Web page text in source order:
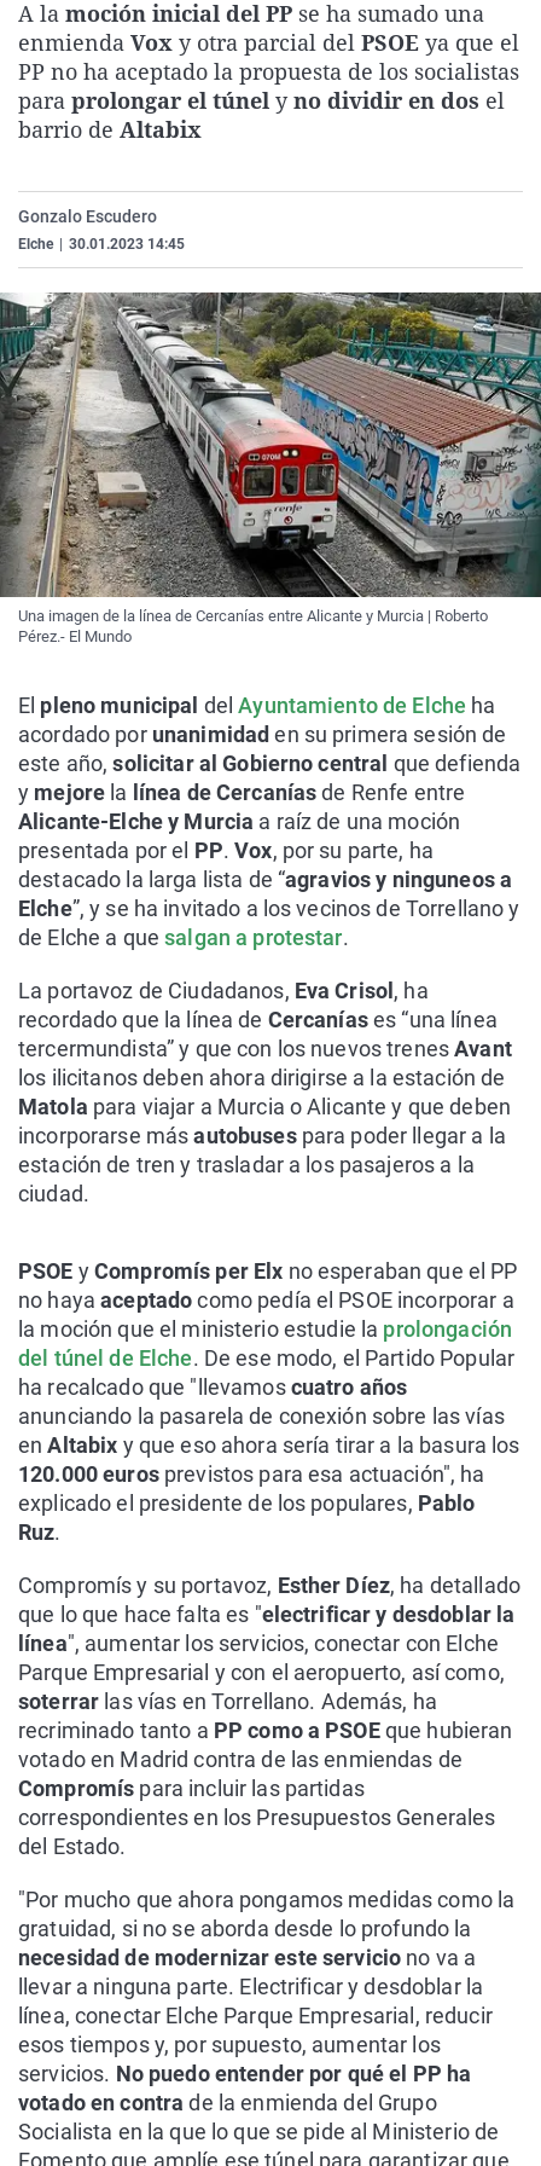
La rosa de los vientos
Gente viajera
Como el perro y el
Caso
Retornados
Equipo de
Extremadura
Galicia
La Rioja
País Vasco
Virales
Televisión
Elecciones
A la moción inicial del PP se ha sumado una
enmienda Vox y otra parcial del PSOE ya que el
PP no ha aceptado la propuesta de los socialistas
para prolongar el túnel yno dividir en dos el
barrio de Altabix
Gonzalo Escudero
Elche 30.01.2023 14:45
Una imagen de la línea de Cercanías entre Alicante y Murcia | Roberto
Pérez.- El Mundo
El pleno municipal delAyuntamiento de Elche ha
acordado por unanimidaden su primera sesión de
este año,solicitar al Gobierno central que defienda
y mejore la línea de Cercaníasde Renfe entre
Alicante-Elche y Murcia a raíz de una moción
presentada por el PP.Vox, por su parte, ha
destacado la larga lista de “agravios y ninguneos a
Elche”, y se ha invitado a los vecinos de Torrellano y
de Elche a quesalgan a protestar.
La portavoz de Ciudadanos, Eva Crisol , ha
recordado que la línea de Cercaníases “una línea
tercermundista” y que con los nuevos trenesAvant
los ilicitanos deben ahora dirigirse a la estación de
Matola para viajar a Murcia o Alicante y que deben
incorporarse másautobusespara poder llegar a la
estación de tren y trasladar a los pasajeros a la
ciudad.
PSOE yCompromís per Elx no esperaban que el PP
no hayaaceptadocomo pedía el PSOE incorporar a
la moción que el ministerio estudie la prolongación
del túnel de Elche. De ese modo, el Partido Popular
ha recalcado que "llevamoscuatro años
anunciando la pasarela de conexión sobre las vías
enAltabix y que eso ahora sería tirar a la basura los
120.000 eurosprevistos para esa actuación", ha
explicado el presidente de los populares, Pablo
Ruz.
Compromís y su portavoz, Esther Díez, ha detallado
que lo que hace falta es "electrificar y desdoblar la
línea", aumentar los servicios, conectar con Elche
Parque Empresarial y con el aeropuerto, así como,
soterrar las vías en Torrellano. Además, ha
recriminado tanto a PP como a PSOEque hubieran
votado en Madrid contra de las enmiendas de
Compromís para incluir las partidas
correspondientes en los Presupuestos Generales
del Estado.
"Por mucho que ahora pongamos medidas como la
gratuidad, si no se aborda desde lo profundo la
necesidad de modernizar este servicio no va a
llevar a ninguna parte. Electrificar y desdoblar la
línea, conectar Elche Parque Empresarial, reducir
esos tiempos y, por supuesto, aumentar los
servicios. No puedo entender por qué el PP ha
votado en contrade la enmienda del Grupo
Socialista en la que lo que se pide al Ministerio de
Fomento que amplíe ese túnel para garantizar que